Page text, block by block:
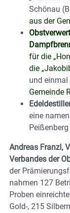
Schönau
aus der
für die
die
und einmal
Gemeinde
eine
Andreas Franzl,
Verbandes der
der
nahmen 127
Proben
Gold-, 215